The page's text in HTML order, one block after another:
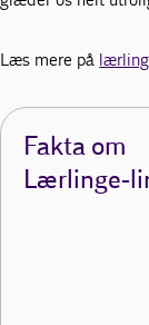
Læs mere på
Fakta om
Lærlinge-